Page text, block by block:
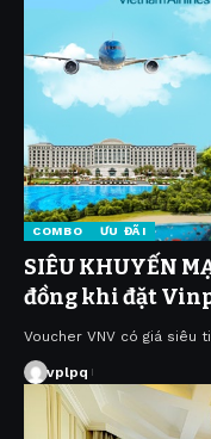
COMBO ƯU ĐÃI
SIÊU KHUYẾN
đồng khi đặt
Voucher VNV có giá siêu
vplpq